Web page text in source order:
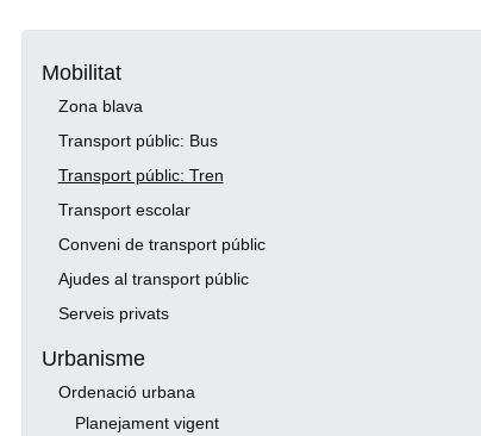
Mobilitat
Zona blava
Transport públic: Bus
Transport públic: Tren
Transport escolar
Conveni de transport públic
Ajudes al transport públic
Serveis privats
Urbanisme
Ordenació urbana
Planejament vigent